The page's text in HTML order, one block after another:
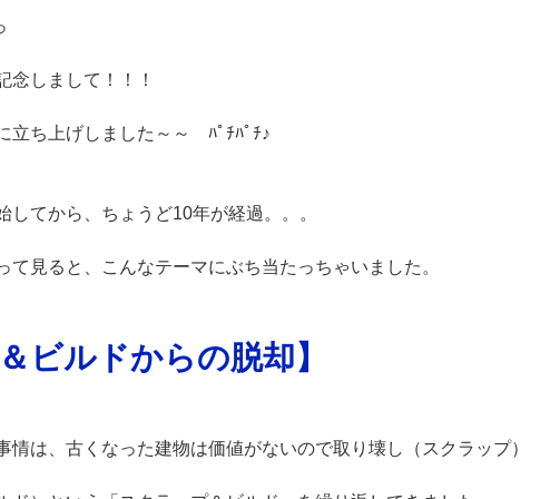
念しまして！！！
立ち上げしました～～ ﾊﾟﾁﾊﾟﾁ♪
してから、ちょうど10年が経過。。。
て見ると、こんなテーマにぶち当たっちゃいました。
ビルドからの脱却】
情は、古くなった建物は価値がないので取り壊し（スクラップ）